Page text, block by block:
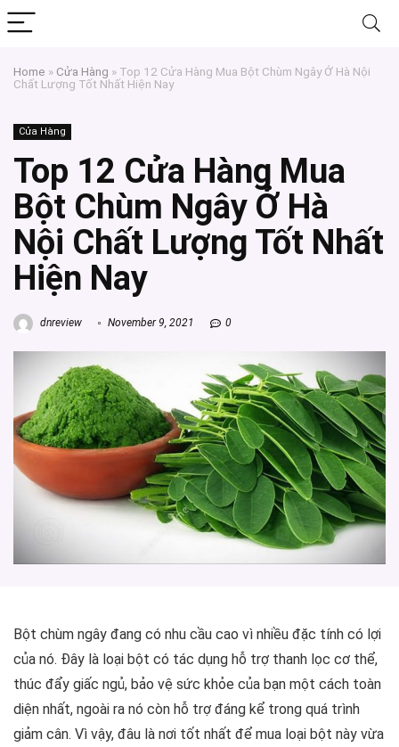
Home » Cửa Hàng » Top 12 Cửa Hàng Mua Bột Chùm Ngây Ở Hà Nội
Chất Lượng Tốt Nhất Hiện Nay
Cửa Hàng
Top 12 Cửa Hàng Mua
Bột Chùm Ngây Ở Hà
Nội Chất Lượng Tốt Nhất
Hiện Nay
dnreview November 9, 2021 0
Bột chùm ngây đang có nhu cầu cao vì nhiều đặc tính có lợi
của nó. Đây là loại bột có tác dụng hỗ trợ thanh lọc cơ thể,
thúc đẩy giấc ngủ, bảo vệ sức khỏe của bạn một cách toàn
diện nhất, ngoài ra nó còn hỗ trợ đáng kể trong quá trình
giảm cân. Vì vậy, đâu là nơi tốt nhất để mua loại bột này vừa